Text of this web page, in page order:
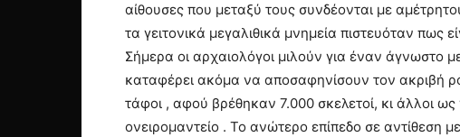
αίθουσες που μεταξύ τους συνδέονται με
τα γειτονικά μεγαλιθικά μνημεία πιστευόταν πως
Σήμερα οι αρχαιολόγοι μιλούν για έναν άγνωστο
καταφέρει ακόμα να αποσαφηνίσουν τον ακριβή
τάφοι , αφού βρέθηκαν 7.000 σκελετοί, κι άλλοι
ονειρομαντείο . Το ανώτερο επίπεδο σε αντίθεση